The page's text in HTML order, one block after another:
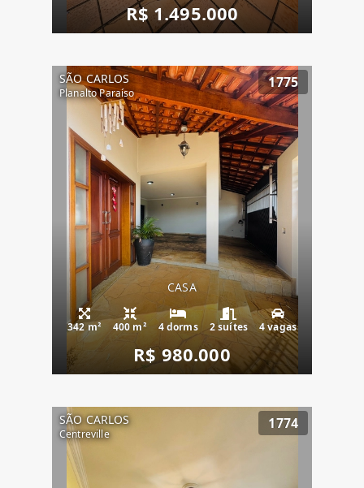
R$ 1.495.000
SÃO CARLOS
Planalto Paraíso
1775
CASA
342 m² 400 m² 4 dorms 2 suítes 4 vagas
R$ 980.000
SÃO CARLOS
Centreville
1774